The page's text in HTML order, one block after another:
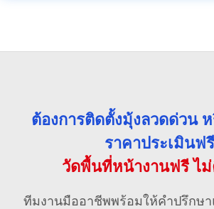
ต้องการติดตั้งมุ้งลวดด่วน
ราคาประเมินฟรี
วัดพื้นที่หน้างานฟรี ไม่
ทีมงานมืออาชีพพร้อมให้คำปรึกษา